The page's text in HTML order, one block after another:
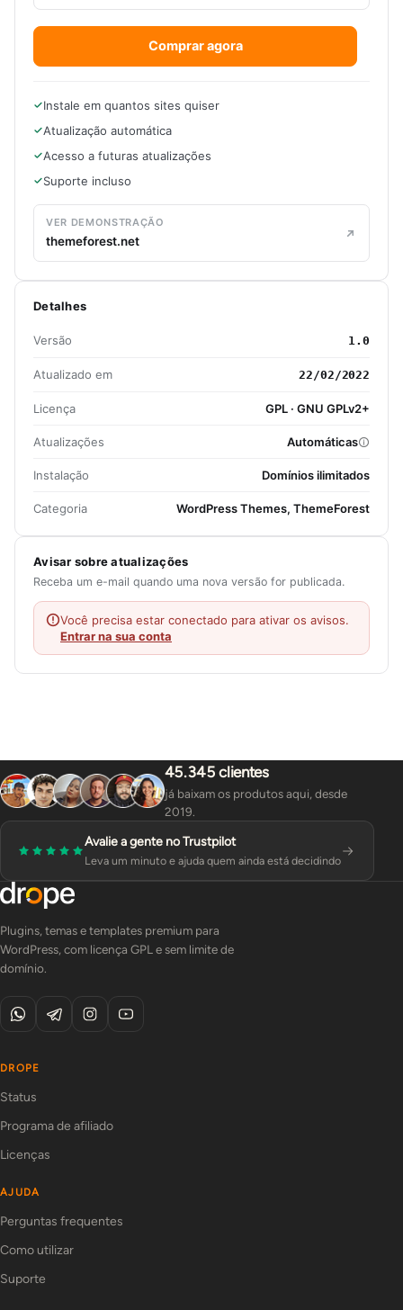
Comprar agora
Instale em quantos sites quiser
Atualização automática
Acesso a futuras atualizações
Suporte incluso
VER DEMONSTRAÇÃO
themeforest.net
Detalhes
Versão 1.0
Atualizado em 22/02/2022
Licença GPL · GNU GPLv2+
Atualizações Automáticas
Instalação Domínios ilimitados
Categoria WordPress Themes, ThemeForest
Avisar sobre atualizações
Receba um e-mail quando uma nova versão for publicada.
Você precisa estar conectado para ativar os avisos.
Entrar na sua conta
45.345 clientes
já baixam os produtos aqui, desde
2019.
Avalie a gente no Trustpilot
Leva um minuto e ajuda quem ainda está decidindo
Plugins, temas e templates premium para
WordPress, com licença GPL e sem limite de
domínio.
DROPE
Status
Programa de afiliado
Licenças
AJUDA
Perguntas frequentes
Como utilizar
Suporte